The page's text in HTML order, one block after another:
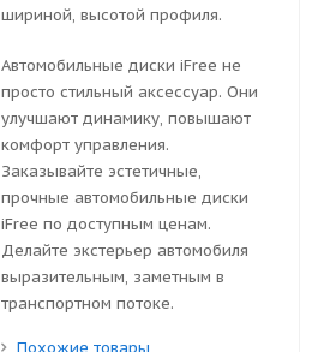
шириной, высотой профиля.
Автомобильные диски iFree не
просто стильный аксессуар. Они
улучшают динамику, повышают
комфорт управления.
Заказывайте эстетичные,
прочные автомобильные диски
iFree по доступным ценам.
Делайте экстерьер автомобиля
выразительным, заметным в
транспортном потоке.
Похожие товары